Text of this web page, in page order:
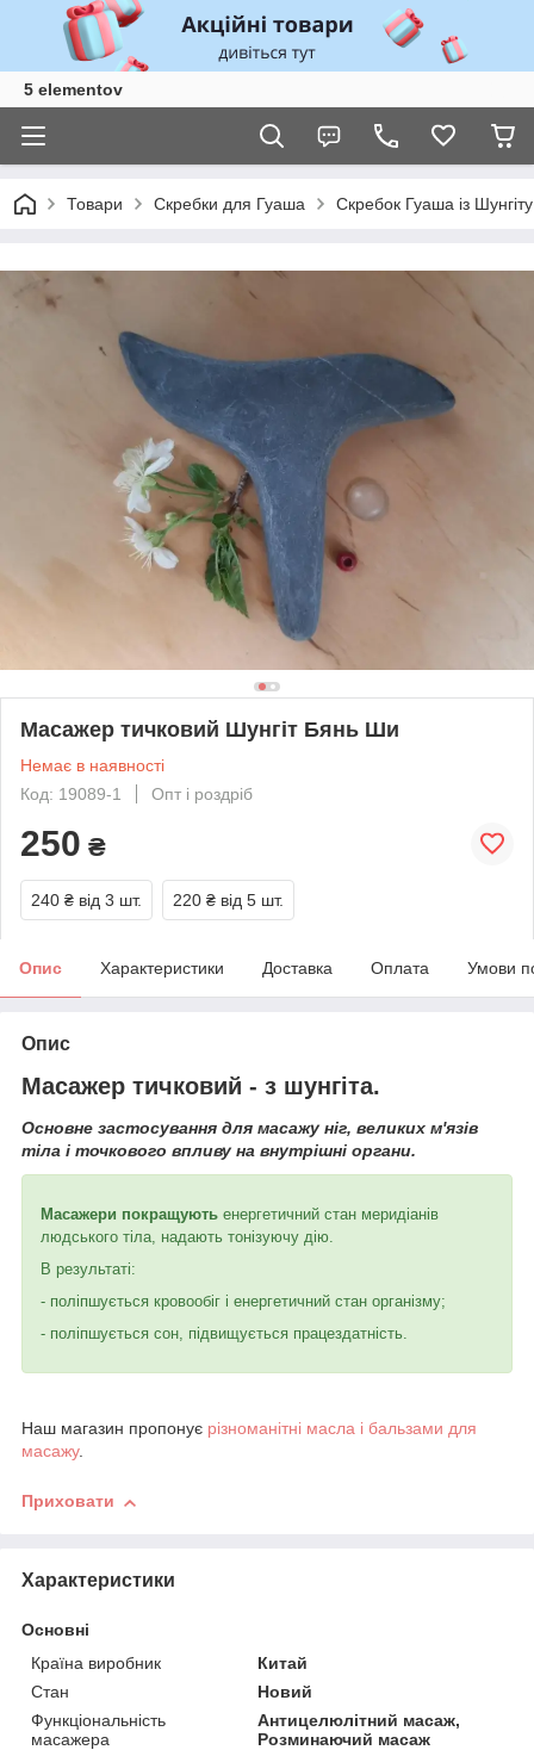
5 elementov
Товари Скребки для Гуаша Скребок Гуаша із Шунгіту
Масажер тичковий Шунгіт Бянь Ши
Немає в наявності
Код: 19089-1
Опт і роздріб
250 ₴
240 ₴ від 3 шт. 220 ₴ від 5 шт.
Опис Характеристики Доставка Оплата Умови
Опис
Масажер тичковий - з шунгіта.
Основне застосування для масажу ніг, великих м'язів
тіла і точкового впливу на внутрішні органи.
Масажери покращують енергетичний стан меридіанів
людського тіла, надають тонізуючу дію.
В результаті:
- поліпшується кровообіг і енергетичний стан організму;
- поліпшується сон, підвищується працездатність.
Наш магазин пропонує різноманітні масла і бальзами для
масажу.
Приховати
Характеристики
Основні
Країна виробник
Китай
Стан
Новий
Функціональність
масажера
Антицелюлітний масаж,
Розминаючий масаж